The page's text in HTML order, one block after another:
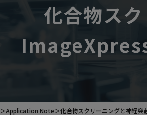
化合物ス
＞Application Note＞化合物スクリーニングと神経